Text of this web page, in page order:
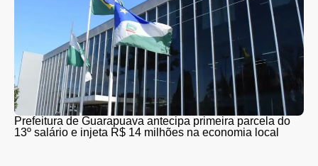
Prefeitura de Guarapuava antecipa primeira parcela do
13º salário e injeta R$ 14 milhões na economia local